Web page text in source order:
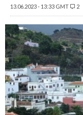
13.06.2023 - 13:33 GMT
2